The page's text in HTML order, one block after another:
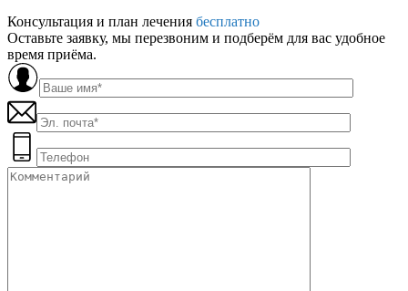
Консультация и план лечения бесплатно
Оставьте заявку, мы перезвоним и подберём для вас удобное
время приёма.